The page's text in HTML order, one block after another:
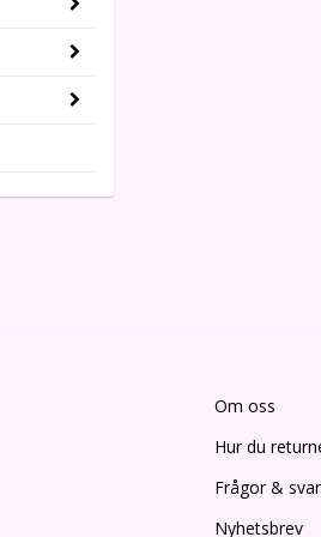
Om oss
Hur du
Frågor & svar
Nyhetsbrev